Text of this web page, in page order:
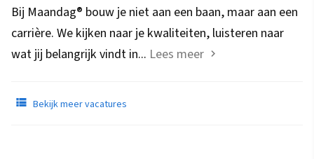
Bij Maandag® bouw je niet aan een baan, maar aan een
carrière. We kijken naar je kwaliteiten, luisteren naar
wat jij belangrijk vindt in... Lees meer
Bekijk meer vacatures